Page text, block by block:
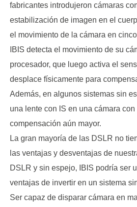
fabricantes introdujeron cámaras
estabilización de imagen en el
el movimiento de la cámara en
IBIS detecta el movimiento de su
procesador, que luego activa el
desplace físicamente para
Además, en algunos sistemas sin
una lente con IS en una cámara
compensación aún mayor.
La gran mayoría de las DSLR no
las ventajas y desventajas de
DSLR y sin espejo, IBIS podría ser
ventajas de invertir en un sistema
Ser capaz de disparar cámara en